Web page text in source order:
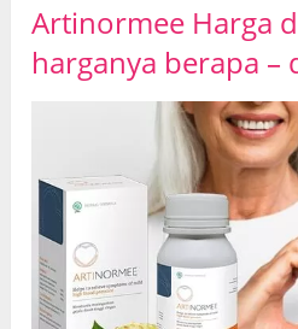
Artinormee Harga
harganya berapa –